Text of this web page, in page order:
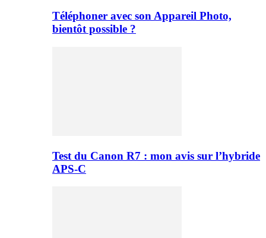
Téléphoner avec son Appareil Photo,
bientôt possible ?
Test du Canon R7 : mon avis sur l’hybride
APS-C